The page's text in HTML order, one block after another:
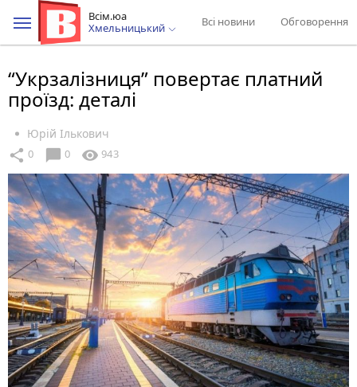
Всім.юа
Хмельницький
Всі новини Обговорення
“Укрзалізниця” повертає платний
проїзд: деталі
Юрій Ількович
share 0 chat_bubble 0 visibility 943